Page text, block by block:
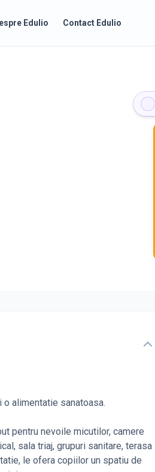
Edulio Contact Edulio
alimentatie sanatoasa.
pentru nevoile micutilor, camere
sala triaj, grupuri sanitare, terasa
le ofera copiilor un spatiu de